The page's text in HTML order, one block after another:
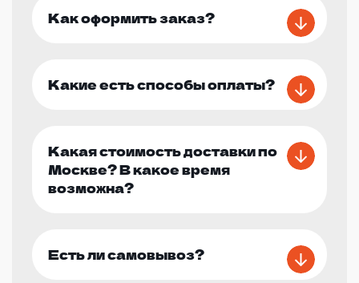
Как оформить заказ?
Какие есть способы оплаты?
Какая стоимость доставки по
Москве? В какое время
возможна?
Есть ли самовывоз?